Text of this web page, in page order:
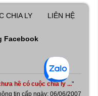
CHIA LY LIÊN HỆ
Facebook
hề có cuộc chia ly ..."
tin cấp ngày: 06/06/2007